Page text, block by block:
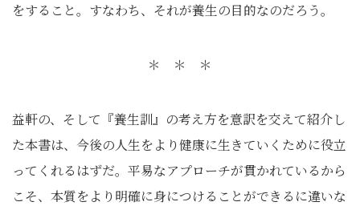
をすること。すなわち、それが養生の目的なのだろう。
＊ ＊ ＊
益軒の、そして『養生訓』の考え方を意訳を交えて紹介し
た本書は、今後の人生をより健康に生きていくために役立
ってくれるはずだ。平易なアプローチが貫かれているから
こそ、本質をより明確に身につけることができるに違いな